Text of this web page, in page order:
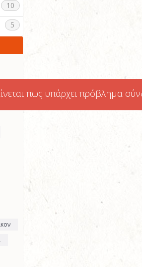
10
5
πως υπάρχει πρόβλημα